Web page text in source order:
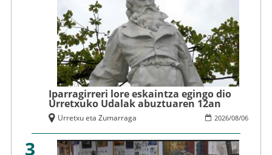
Iparragirreri lore eskaintza egingo dio
Urretxuko Udalak abuztuaren 12an
2026/08/06
Urretxu eta Zumarraga
3